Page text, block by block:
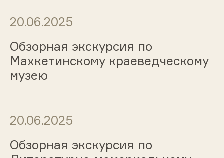
20.06.2025
Обзорная экскурсия по
Махкетинскому краеведческому
музею
20.06.2025
Обзорная экскурсия по